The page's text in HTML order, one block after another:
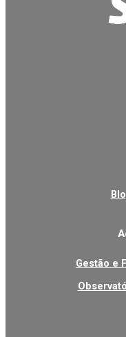
Gestão e